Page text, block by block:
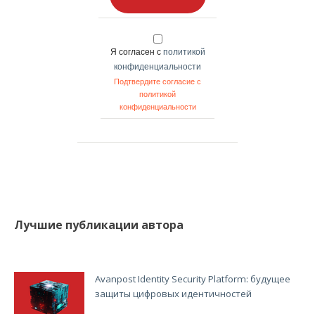
Я согласен с политикой
конфиденциальности
Подтвердите согласие с
политикой
конфиденциальности
Лучшие публикации автора
Avanpost Identity Security Platform: будущее
защиты цифровых идентичностей